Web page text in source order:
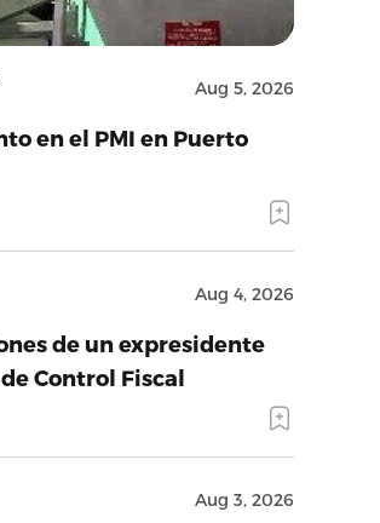
Aug 5, 2026
en el PMI en Puerto
Aug 4, 2026
de un expresidente
Control Fiscal
Aug 3, 2026